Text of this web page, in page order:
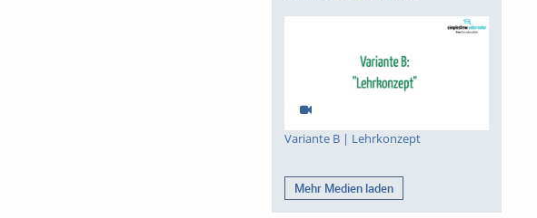
Variante B | Lehrkonzept
Mehr Medien laden